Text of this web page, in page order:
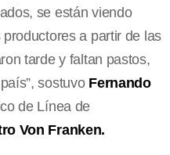
se están viendo
a partir de las
tarde y faltan pastos,
sostuvo Fernando
de Línea de
Von Franken.